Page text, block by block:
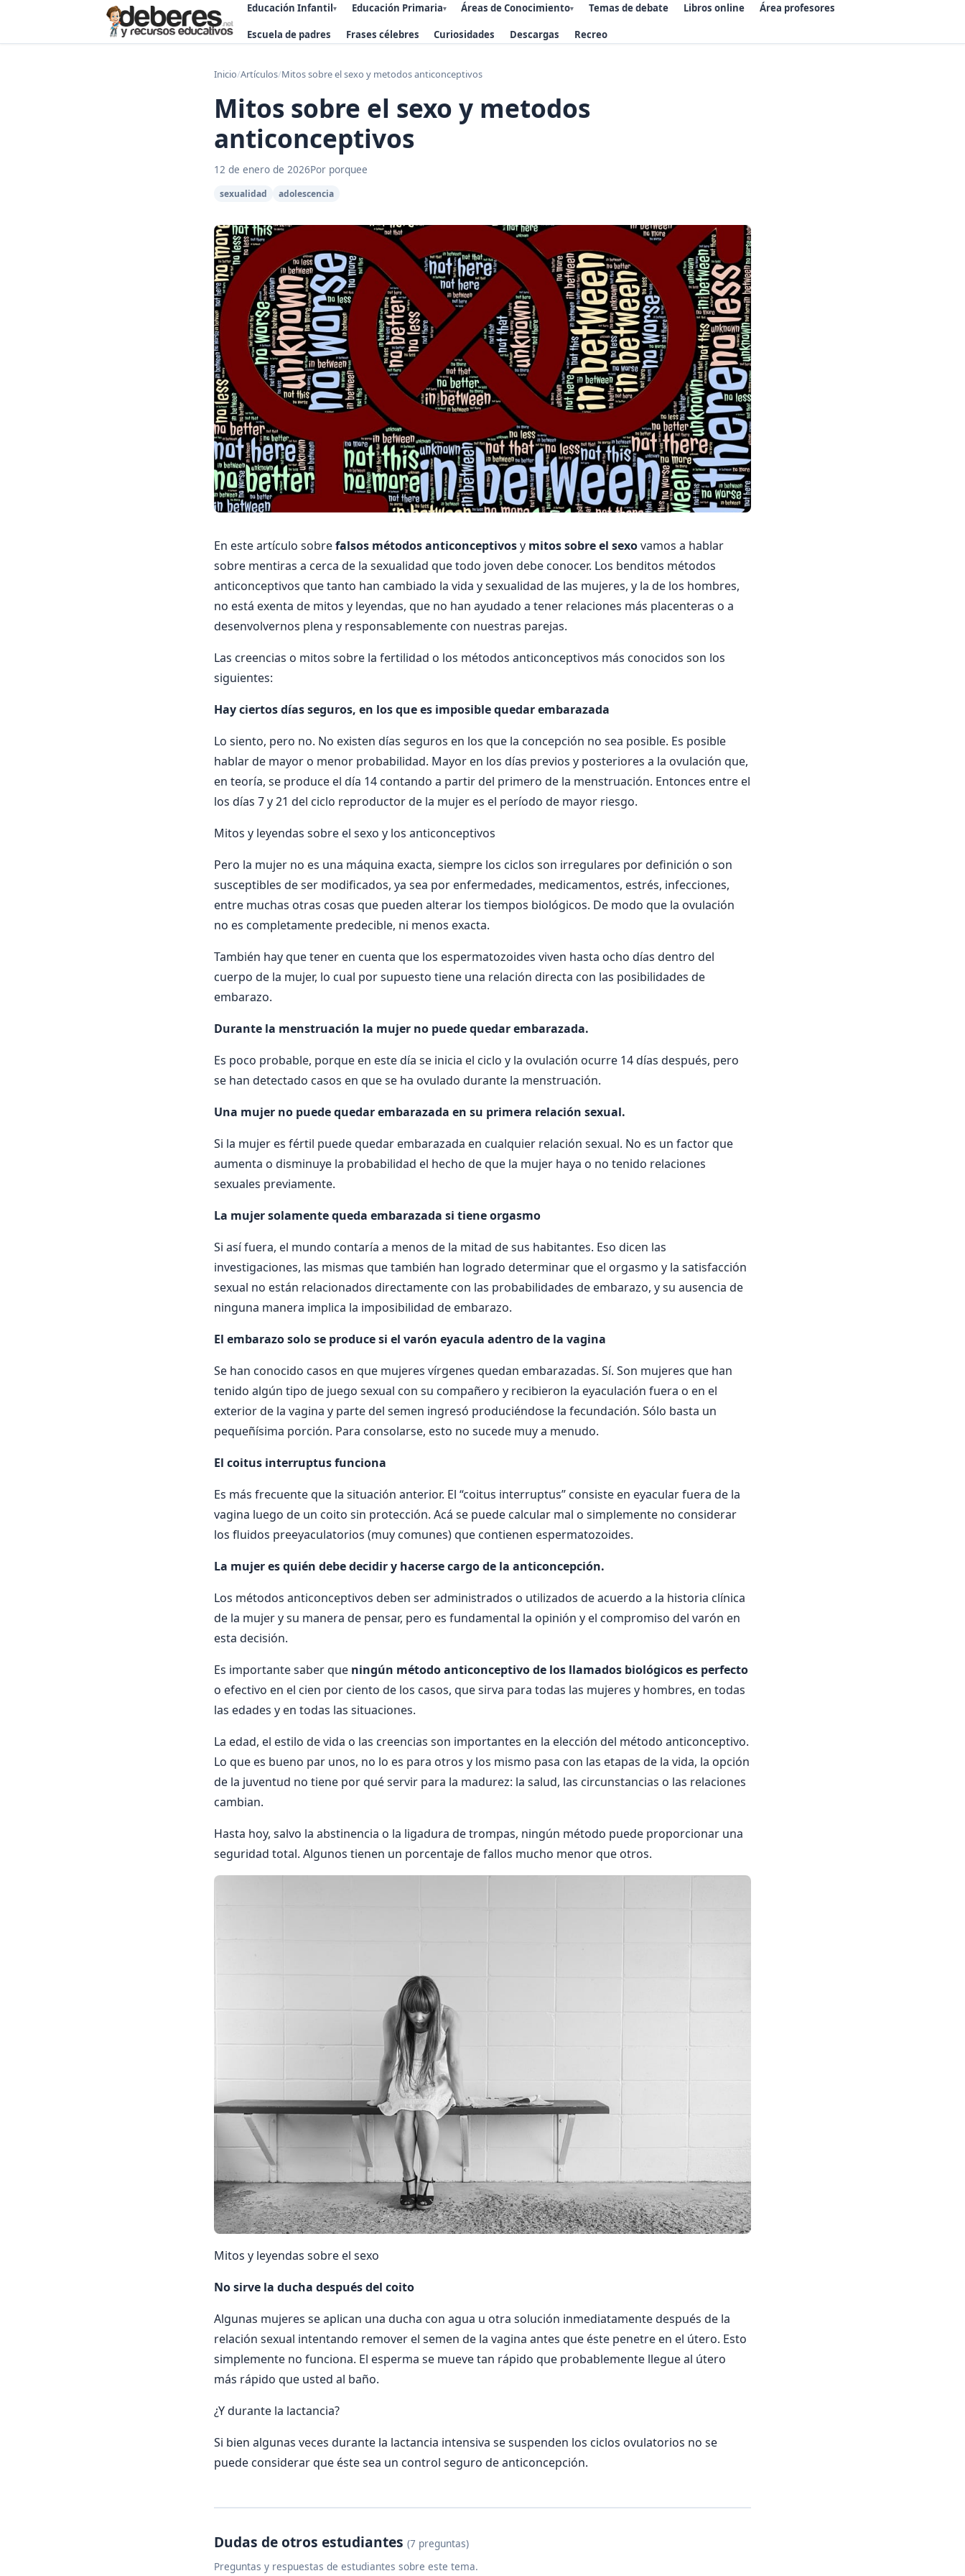
Educación Infantil▾ Educación Primaria▾ Áreas de Conocimiento▾ Temas de debate Libros online Área profesores
Escuela de padres Frases célebres Curiosidades Descargas Recreo
Inicio/Artículos/Mitos sobre el sexo y metodos anticonceptivos
Mitos sobre el sexo y metodos
anticonceptivos
12 de enero de 2026Por porquee
sexualidad adolescencia
En este artículo sobrefalsos métodos anticonceptivosy mitos sobre el sexovamos a hablar
sobre mentiras a cerca de la sexualidad que todo joven debe conocer. Los benditos métodos
anticonceptivos que tanto han cambiado la vida y sexualidad de las mujeres, y la de los hombres,
no está exenta de mitos y leyendas, que no han ayudado a tener relaciones más placenteras o a
desenvolvernos plena y responsablemente con nuestras parejas.
Las creencias o mitos sobre la fertilidad o los métodos anticonceptivos más conocidos son los
siguientes:
Hay ciertos días seguros, en los que es imposible quedar embarazada
Lo siento, pero no. No existen días seguros en los que la concepción no sea posible. Es posible
hablar de mayor o menor probabilidad. Mayor en los días previos y posteriores a la ovulación que,
en teoría, se produce el día 14 contando a partir del primero de la menstruación. Entonces entre el
los días 7 y 21 del ciclo reproductor de la mujer es el período de mayor riesgo.
Mitos y leyendas sobre el sexo y los anticonceptivos
Pero la mujer no es una máquina exacta, siempre los ciclos son irregulares por definición o son
susceptibles de ser modificados, ya sea por enfermedades, medicamentos, estrés, infecciones,
entre muchas otras cosas que pueden alterar los tiempos biológicos. De modo que la ovulación
no es completamente predecible, ni menos exacta.
También hay que tener en cuenta que los espermatozoides viven hasta ocho días dentro del
cuerpo de la mujer, lo cual por supuesto tiene una relación directa con las posibilidades de
embarazo.
Durante la menstruación la mujer no puede quedar embarazada.
Es poco probable, porque en este día se inicia el ciclo y la ovulación ocurre 14 días después, pero
se han detectado casos en que se ha ovulado durante la menstruación.
Una mujer no puede quedar embarazada en su primera relación sexual.
Si la mujer es fértil puede quedar embarazada en cualquier relación sexual. No es un factor que
aumenta o disminuye la probabilidad el hecho de que la mujer haya o no tenido relaciones
sexuales previamente.
La mujer solamente queda embarazada si tiene orgasmo
Si así fuera, el mundo contaría a menos de la mitad de sus habitantes. Eso dicen las
investigaciones, las mismas que también han logrado determinar que el orgasmo y la satisfacción
sexual no están relacionados directamente con las probabilidades de embarazo, y su ausencia de
ninguna manera implica la imposibilidad de embarazo.
El embarazo solo se produce si el varón eyacula adentro de la vagina
Se han conocido casos en que mujeres vírgenes quedan embarazadas. Sí. Son mujeres que han
tenido algún tipo de juego sexual con su compañero y recibieron la eyaculación fuera o en el
exterior de la vagina y parte del semen ingresó produciéndose la fecundación. Sólo basta un
pequeñísima porción. Para consolarse, esto no sucede muy a menudo.
El coitus interruptus funciona
Es más frecuente que la situación anterior. El “coitus interruptus” consiste en eyacular fuera de la
vagina luego de un coito sin protección. Acá se puede calcular mal o simplemente no considerar
los fluidos preeyaculatorios (muy comunes) que contienen espermatozoides.
La mujer es quién debe decidir y hacerse cargo de la anticoncepción.
Los métodos anticonceptivos deben ser administrados o utilizados de acuerdo a la historia clínica
de la mujer y su manera de pensar, pero es fundamental la opinión y el compromiso del varón en
esta decisión.
Es importante saber que ningún método anticonceptivo de los llamados biológicos es perfecto
o efectivo en el cien por ciento de los casos, que sirva para todas las mujeres y hombres, en todas
las edades y en todas las situaciones.
La edad, el estilo de vida o las creencias son importantes en la elección del método anticonceptivo.
Lo que es bueno par unos, no lo es para otros y los mismo pasa con las etapas de la vida, la opción
de la juventud no tiene por qué servir para la madurez: la salud, las circunstancias o las relaciones
cambian.
Hasta hoy, salvo la abstinencia o la ligadura de trompas, ningún método puede proporcionar una
seguridad total. Algunos tienen un porcentaje de fallos mucho menor que otros.
Mitos y leyendas sobre el sexo
No sirve la ducha después del coito
Algunas mujeres se aplican una ducha con agua u otra solución inmediatamente después de la
relación sexual intentando remover el semen de la vagina antes que éste penetre en el útero. Esto
simplemente no funciona. El esperma se mueve tan rápido que probablemente llegue al útero
más rápido que usted al baño.
¿Y durante la lactancia?
Si bien algunas veces durante la lactancia intensiva se suspenden los ciclos ovulatorios no se
puede considerar que éste sea un control seguro de anticoncepción.
Dudas de otros estudiantes (7 preguntas)
Preguntas y respuestas de estudiantes sobre este tema.